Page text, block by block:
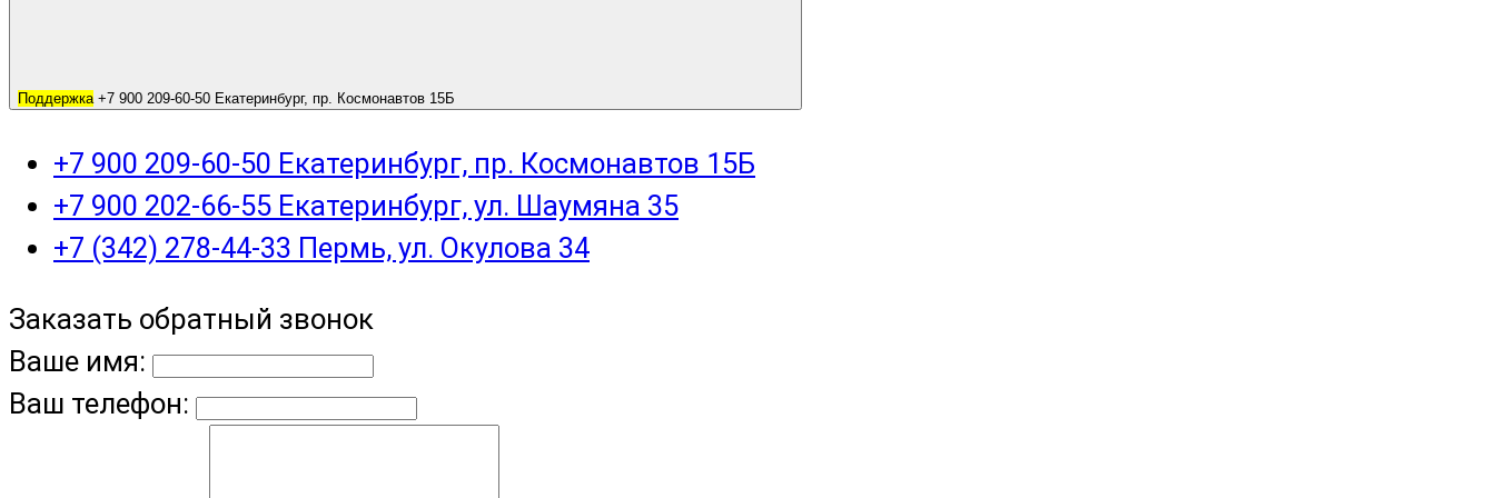
Поддержка +7 900 209-60-50 Екатеринбург, пр. Космонавтов 15Б
+7 900 209-60-50 Екатеринбург, пр. Космонавтов 15Б
+7 900 202-66-55 Екатеринбург, ул. Шаумяна 35
+7 (342) 278-44-33 Пермь, ул. Окулова 34
Заказать обратный звонок
Ваше имя:
Ваш телефон: